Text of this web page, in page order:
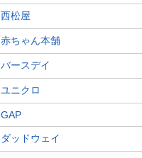
西松屋
赤ちゃん本舗
バースデイ
ユニクロ
GAP
ダッドウェイ